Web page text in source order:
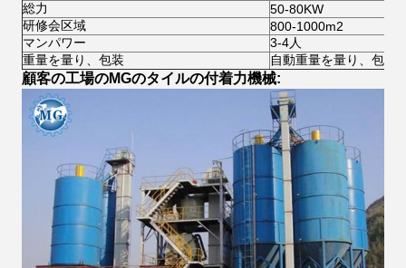
総力
50-80KW
研修会区域
800-1000m2
マンパワー
3-4人
重量を量り、包装
自動重量を量り、包装
顧客の工場のMGのタイルの付着力機械: